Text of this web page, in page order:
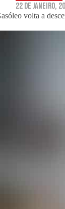
volta a
22 de Janeiro,